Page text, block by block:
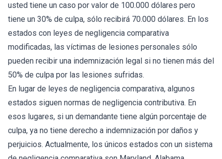
usted tiene un caso por valor de 100.000 dólares pero
tiene un 30% de culpa, sólo recibirá 70.000 dólares. En los
estados con leyes de negligencia comparativa
modificadas, las víctimas de lesiones personales sólo
pueden recibir una indemnización legal si no tienen más del
50% de culpa por las lesiones sufridas.
En lugar de leyes de negligencia comparativa, algunos
estados siguen normas de negligencia contributiva. En
esos lugares, si un demandante tiene algún porcentaje de
culpa, ya no tiene derecho a indemnización por daños y
perjuicios. Actualmente, los únicos estados con un sistema